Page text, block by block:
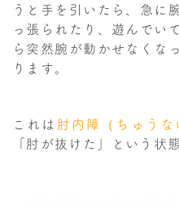
うと手を引いたら、急に
っ張られたり、遊んでい
ら突然腕が動かせなくな
ります。
これは 肘内障（ちゅうな
「肘が抜けた」という状